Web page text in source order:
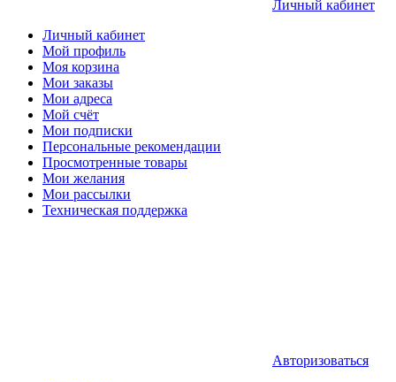
Личный кабинет
Личный кабинет
Мой профиль
Моя корзина
Мои заказы
Мои адреса
Мой счёт
Мои подписки
Персональные рекомендации
Просмотренные товары
Мои желания
Мои рассылки
Техническая поддержка
Авторизоваться